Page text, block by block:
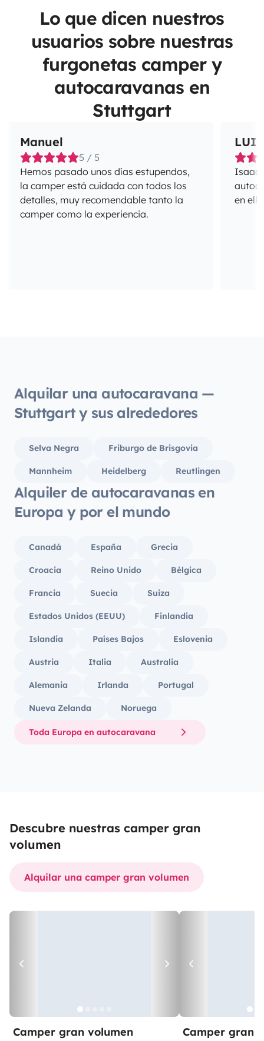
Lo que dicen nuestros
usuarios sobre nuestras
furgonetas camper y
autocaravanas en
Stuttgart
Manuel
5 / 5
Hemos pasado unos días estupendos,
la camper está cuidada con todos los
detalles, muy recomendable tanto la
camper como la experiencia.
Isaac
en
Alquilar una autocaravana —
Stuttgart y sus alrededores
Selva Negra Friburgo de Brisgovia
Mannheim Heidelberg Reutlingen
Alquiler de autocaravanas en
Europa y por el mundo
Canadá España Grecia
Croacia Reino Unido Bélgica
Francia Suecia Suiza
Estados Unidos (EEUU) Finlandia
Islandia Países Bajos Eslovenia
Austria Italia Australia
Alemania Irlanda Portugal
Nueva Zelanda Noruega
Toda Europa en autocaravana
Descubre nuestras camper gran
volumen
Alquilar una camper gran volumen
Camper gran volumen Camper gran